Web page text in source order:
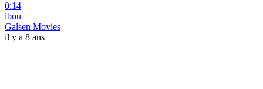
0:14
ibou
Galsen Movies
il y a 8 ans